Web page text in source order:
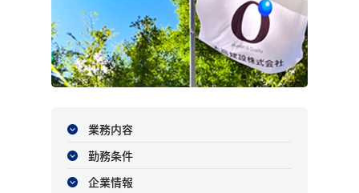
業務内容
勤務条件
企業情報